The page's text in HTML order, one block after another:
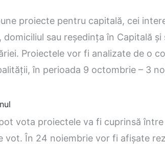
proiecte pentru capitală, cei
domiciliul sau reşedinţa în Capitală şi
Proiectele vor fi analizate de o
în perioada 9 octombrie – 3
vota proiectele va fi cuprinsă
vot. În 24 noiembrie vor fi afişate